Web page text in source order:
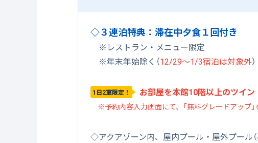
◇３連泊特典：滞在中夕食１回付き
※レストラン・メニュー限定
※年末年始除く（12/29～1/3宿泊は対象外）
1日2室限定！ お部屋を本館10階以上のツイ
※予約内容入力画面にて、「無料グレードアップ」
◇アクアゾーン内、屋内プール・屋外プール